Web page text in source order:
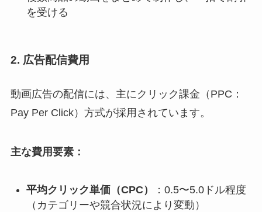
を受ける
2. 広告配信費用
動画広告の配信には、主にクリック課金（PPC：
Pay Per Click）方式が採用されています。
主な費用要素：
平均クリック単価（CPC）
：0.5〜5.0ドル程度
（カテゴリーや競合状況により変動）